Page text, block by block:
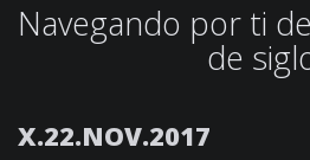
Navegando por ti
de
X.22.NOV.2017